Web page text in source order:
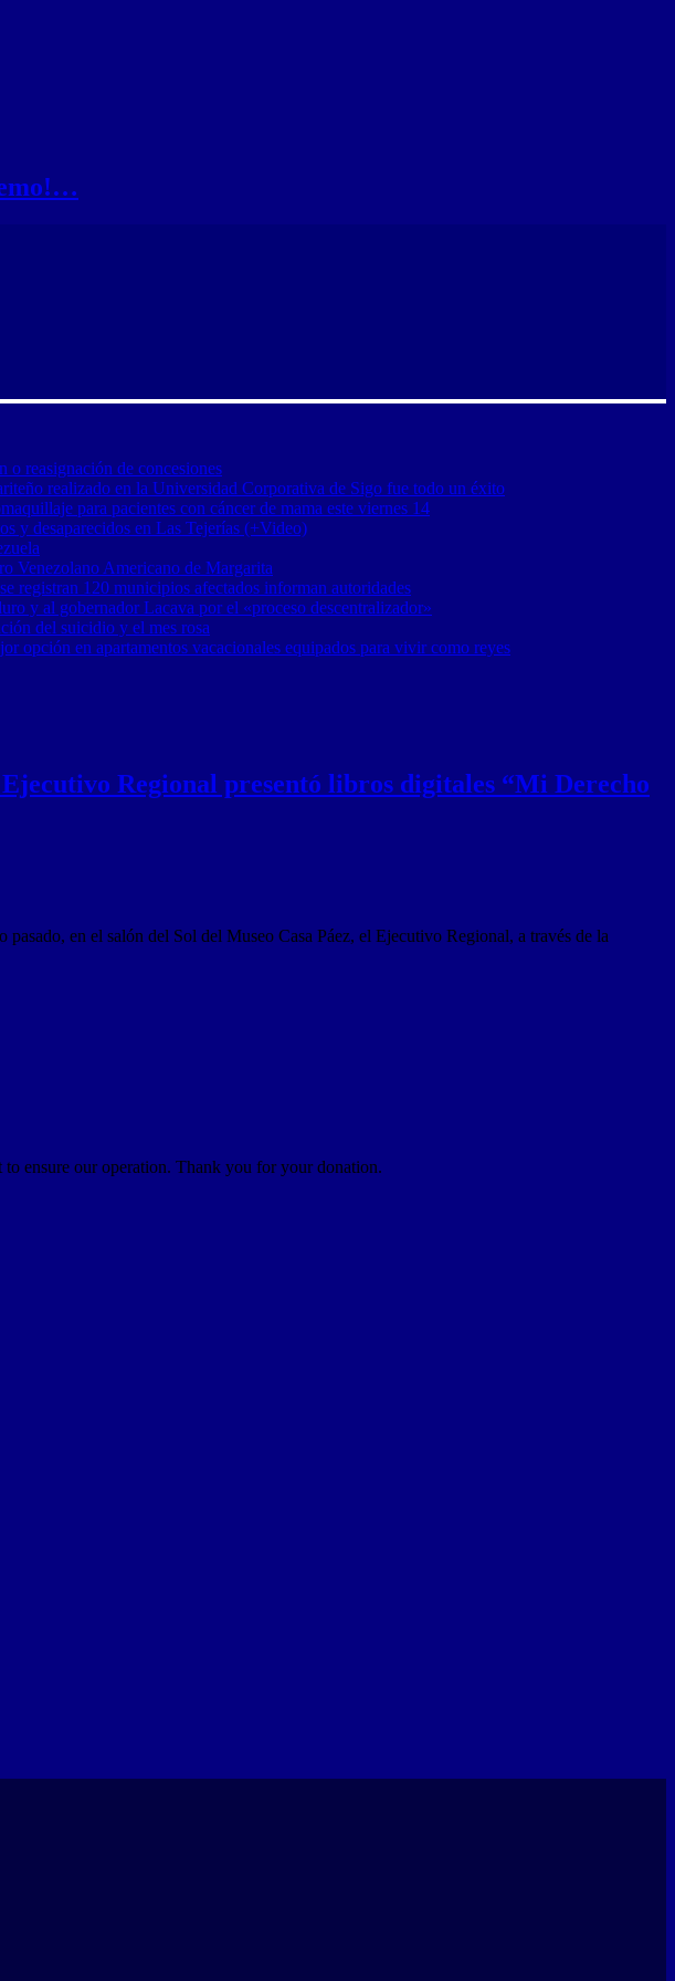
reasignación de concesiones
realizado en la Universidad Corporativa de Sigo fue todo un éxito
para pacientes con cáncer de mama este viernes 14
y desaparecidos en Las Tejerías (+Video)
Venezolano Americano de Margarita
registran 120 municipios afectados informan autoridades
y al gobernador Lacava por el «proceso descentralizador»
del suicidio y el mes rosa
opción en apartamentos vacacionales equipados para vivir como reyes
Regional presentó libros digitales “Mi Derecho
en el salón del Sol del Museo Casa Páez, el Ejecutivo Regional, a través de la
ensure our operation. Thank you for your donation.